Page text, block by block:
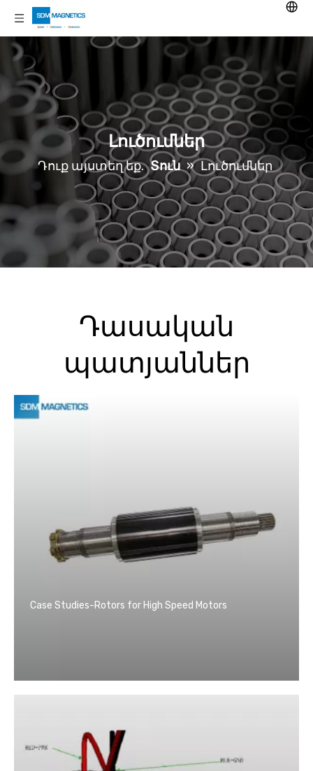
Լուծումներ
Դուք այստեղ եք. Տուն » Լուծումներ
Դասական
պատյաններ
Case Studies-Rotors for High Speed ​​Motors